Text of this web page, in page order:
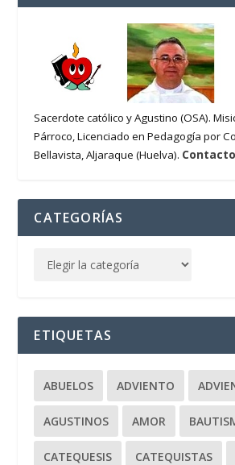
Sacerdote católico y Agustino (OSA).
Párroco, Licenciado en Pedagogía por
Bellavista, Aljaraque (Huelva). Contacto
CATEGORÍAS
ETIQUETAS
ABUELOS ADVIENTO
AGUSTINOS AMOR
CATEQUESIS CATEQUISTAS